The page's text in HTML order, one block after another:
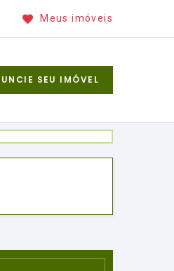
Meus imóveis
SEU IMÓVEL